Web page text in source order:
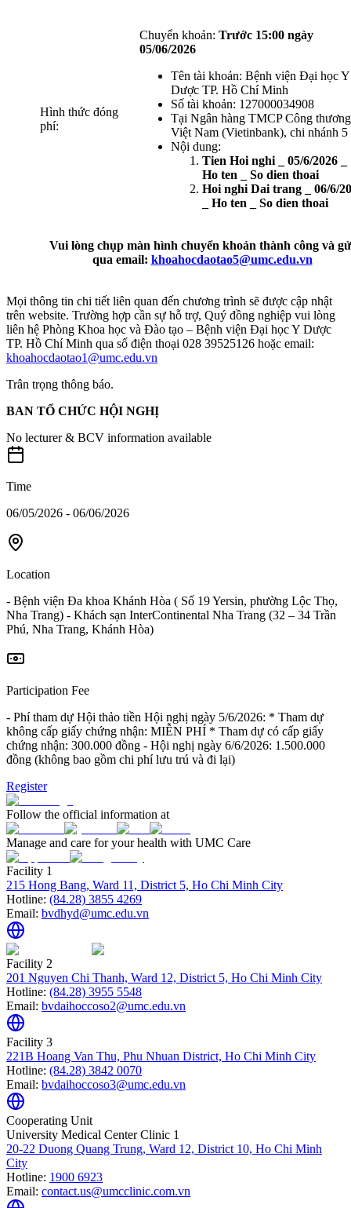
Hình thức đóng
phí:
Chuyển khoản: Trước 15:00 ngày
05/06/2026
Tên tài khoản: Bệnh viện Đại học Y
Dược TP. Hồ Chí Minh
Số tài khoản: 127000034908
Tại Ngân hàng TMCP Công thương
Việt Nam (Vietinbank), chi nhánh 5
Nội dung:
Tien Hoi nghi _ 05/6/2026 _
Ho ten _ So dien thoai
Hoi nghi Dai trang _ 06/6/
_ Ho ten _ So dien thoai
Vui lòng chụp màn hình chuyển khoản thành công và
qua email: khoahocdaotao5@umc.edu.vn
Mọi thông tin chi tiết liên quan đến chương trình sẽ được cập nhật
trên website. Trường hợp cần sự hỗ trợ, Quý đồng nghiệp vui lòng
liên hệ Phòng Khoa học và Đào tạo – Bệnh viện Đại học Y Dược
TP. Hồ Chí Minh qua số điện thoại 028 39525126 hoặc email:
khoahocdaotao1@umc.edu.vn
Trân trọng thông báo.
BAN TỔ CHỨC HỘI NGHỊ
No lecturer & BCV information available
Time
06/05/2026 - 06/06/2026
Location
- Bệnh viện Đa khoa Khánh Hòa ( Số 19 Yersin, phường Lộc Thọ,
Nha Trang) - Khách sạn InterContinental Nha Trang (32 – 34 Trần
Phú, Nha Trang, Khánh Hòa)
Participation Fee
- Phí tham dự Hội thảo tiền Hội nghị ngày 5/6/2026: * Tham dự
không cấp giấy chứng nhận: MIỄN PHÍ * Tham dự có cấp giấy
chứng nhận: 300.000 đồng - Hội nghị ngày 6/6/2026: 1.500.000
đồng (không bao gồm chi phí lưu trú và đi lại)
Register
Follow the official information at
Manage and care for your health with UMC Care
Facility 1
215 Hong Bang, Ward 11, District 5, Ho Chi Minh City
Hotline: (84.28) 3855 4269
Email: bvdhyd@umc.edu.vn
Facility 2
201 Nguyen Chi Thanh, Ward 12, District 5, Ho Chi Minh City
Hotline: (84.28) 3955 5548
Email: bvdaihoccoso2@umc.edu.vn
Facility 3
221B Hoang Van Thu, Phu Nhuan District, Ho Chi Minh City
Hotline: (84.28) 3842 0070
Email: bvdaihoccoso3@umc.edu.vn
Cooperating Unit
University Medical Center Clinic 1
20-22 Duong Quang Trung, Ward 12, District 10, Ho Chi Minh
City
Hotline: 1900 6923
Email: contact.us@umcclinic.com.vn